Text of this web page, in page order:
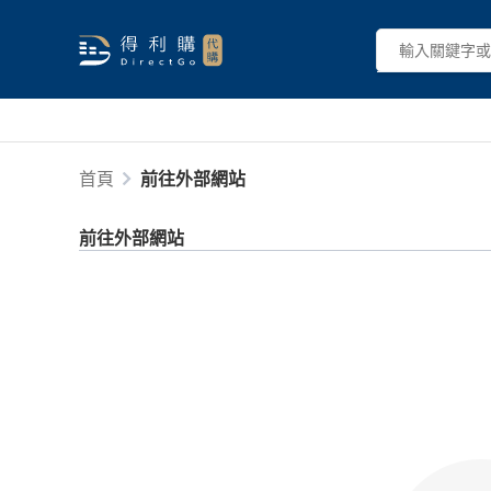
首頁 前往外部網站
前往外部網站